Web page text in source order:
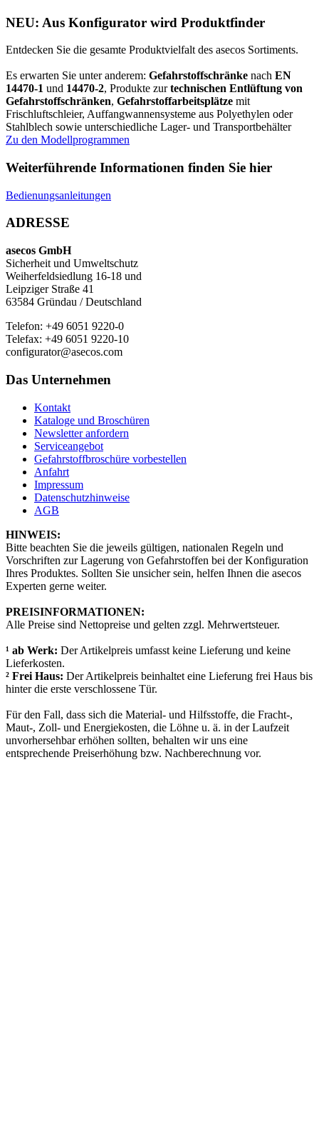
NEU: Aus Konfigurator wird Produktfinder
Entdecken Sie die gesamte Produktvielfalt des asecos Sortiments.
Es erwarten Sie unter anderem: Gefahrstoffschränke nach EN
14470-1 und 14470-2, Produkte zurtechnischen Entlüftung von
Gefahrstoffschränken, Gefahrstoffarbeitsplätze mit
Frischluftschleier, Auffangwannensysteme aus Polyethylen oder
Stahlblech sowie unterschiedliche Lager- und Transportbehälter
Zu den Modellprogrammen
Weiterführende Informationen finden Sie hier
Bedienungsanleitungen
ADRESSE
asecos GmbH
Sicherheit und Umweltschutz
Weiherfeldsiedlung 16-18 und
Leipziger Straße 41
63584 Gründau / Deutschland
Telefon: +49 6051 9220-0
Telefax: +49 6051 9220-10
configurator@asecos.com
Das Unternehmen
Kontakt
Kataloge und Broschüren
Newsletter anfordern
Serviceangebot
Gefahrstoffbroschüre vorbestellen
Anfahrt
Impressum
Datenschutzhinweise
AGB
HINWEIS:
Bitte beachten Sie die jeweils gültigen, nationalen Regeln und
Vorschriften zur Lagerung von Gefahrstoffen bei der Konfiguration
Ihres Produktes. Sollten Sie unsicher sein, helfen Ihnen die asecos
Experten gerne weiter.
PREISINFORMATIONEN:
Alle Preise sind Nettopreise und gelten zzgl. Mehrwertsteuer.
¹ ab Werk: Der Artikelpreis umfasst keine Lieferung und keine
Lieferkosten.
² Frei Haus: Der Artikelpreis beinhaltet eine Lieferung frei Haus bis
hinter die erste verschlossene Tür.
Für den Fall, dass sich die Material- und Hilfsstoffe, die Fracht-,
Maut-, Zoll- und Energiekosten, die Löhne u. ä. in der Laufzeit
unvorhersehbar erhöhen sollten, behalten wir uns eine
entsprechende Preiserhöhung bzw. Nachberechnung vor.